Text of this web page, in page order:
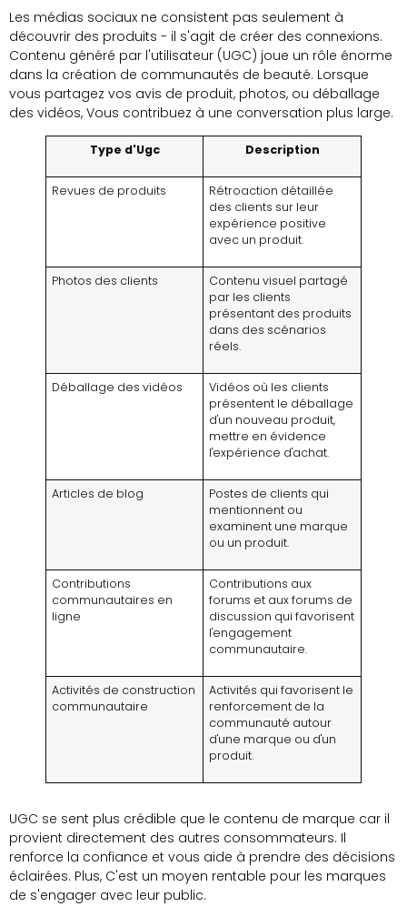
Les médias sociaux ne consistent pas seulement à
découvrir des produits - il s'agit de créer des connexions.
Contenu généré par l'utilisateur (UGC) joue un rôle énorme
dans la création de communautés de beauté. Lorsque
vous partagez vos avis de produit, photos, ou déballage
des vidéos, Vous contribuez à une conversation plus large.
Type d'Ugc Description
Revues de produits
Rétroaction détaillée
des clients sur leur
expérience positive
avec un produit.
Photos des clients
Contenu visuel partagé
par les clients
présentant des produits
dans des scénarios
réels.
Déballage des vidéos
Vidéos où les clients
présentent le déballage
d'un nouveau produit,
mettre en évidence
l'expérience d'achat.
Articles de blog
Postes de clients qui
mentionnent ou
examinent une marque
ou un produit.
Contributions
communautaires en
ligne
Contributions aux
forums et aux forums de
discussion qui favorisent
l'engagement
communautaire.
Activités de construction
communautaire
Activités qui favorisent le
renforcement de la
communauté autour
d'une marque ou d'un
produit.
UGC se sent plus crédible que le contenu de marque car il
provient directement des autres consommateurs. Il
renforce la confiance et vous aide à prendre des décisions
éclairées. Plus, C'est un moyen rentable pour les marques
de s'engager avec leur public.